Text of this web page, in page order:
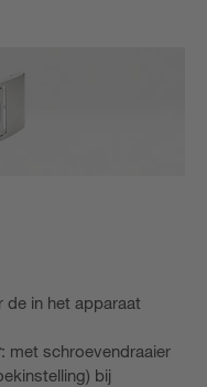
de in het apparaat
: met schroevendraaier
bij